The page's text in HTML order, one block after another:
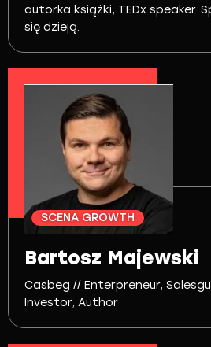
autorka książki, TEDx speaker.
się dzieją.
SCENA GROWTH
Bartosz Majewski
Casbeg // Enterpreneur,
Investor, Author